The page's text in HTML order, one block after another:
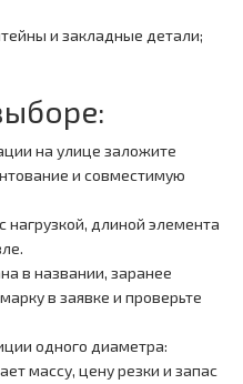
и закладные детали;
на улице заложите
и совместимую
нагрузкой, длиной элемента
в названии, заранее
в заявке и проверьте
одного диаметра:
массу, цену резки и запас